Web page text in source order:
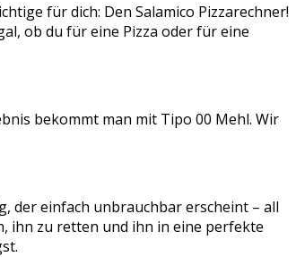
für dich: Den Salamico Pizzarechner!
ob du für eine Pizza oder für eine
bekommt man mit Tipo 00 Mehl. Wir
der einfach unbrauchbar erscheint – all
ihn zu retten und ihn in eine perfekte